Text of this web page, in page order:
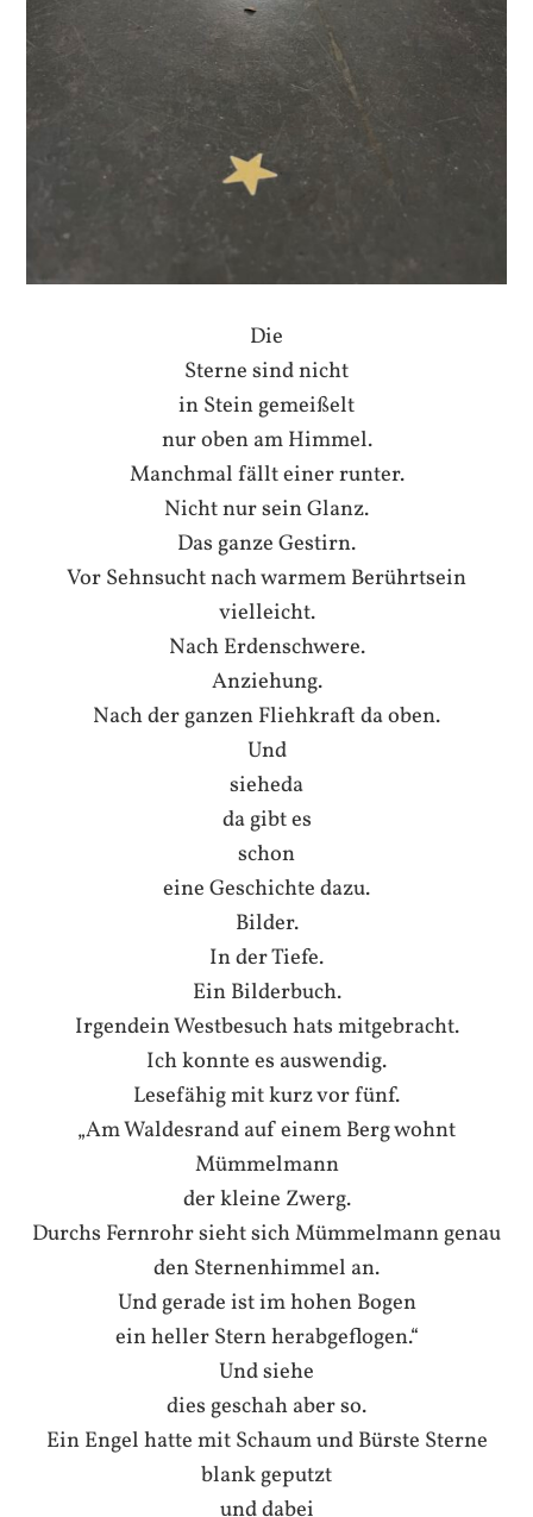
Die
Sterne sind nicht
in Stein gemeißelt
nur oben am Himmel.
Manchmal fällt einer runter.
Nicht nur sein Glanz.
Das ganze Gestirn.
Vor Sehnsucht nach warmem Berührtsein
vielleicht.
Nach Erdenschwere.
Anziehung.
Nach der ganzen Fliehkraft da oben.
Und
sieheda
da gibt es
schon
eine Geschichte dazu.
Bilder.
In der Tiefe.
Ein Bilderbuch.
Irgendein Westbesuch hats mitgebracht.
Ich konnte es auswendig.
Lesefähig mit kurz vor fünf.
„Am Waldesrand auf einem Berg wohnt
Mümmelmann
der kleine Zwerg.
Durchs Fernrohr sieht sich Mümmelmann genau
den Sternenhimmel an.
Und gerade ist im hohen Bogen
ein heller Stern herabgeflogen.“
Und siehe
dies geschah aber so.
Ein Engel hatte mit Schaum und Bürste Sterne
blank geputzt
und dabei